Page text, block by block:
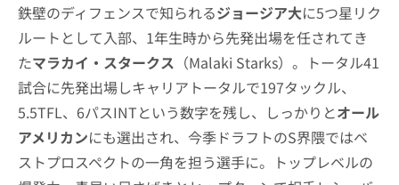
鉄壁のディフェンスで知られるジョージア大に5つ星リク
ルートとして入部、1年生時から先発出場を任されてき
たマラカイ・スタークス （Malaki Starks）。トータル41
試合に先発出場しキャリアトータルで197タックル、
5.5TFL、6パスINTという数字を残し、しっかりとオール
アメリカンにも選出され、今季ドラフトのS界隈ではベ
ストプロスペクトの一角を担う選手に。トップレベルの